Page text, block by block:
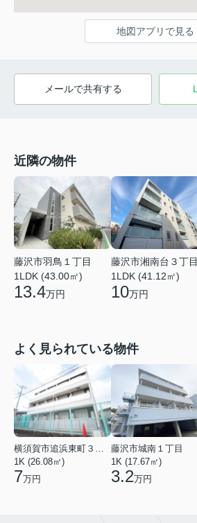
地図アプリで見る
メールで共有する
近隣の物件
藤沢市羽鳥１丁目
1LDK (43.00㎡)
13.4万円
藤沢市湘南台３丁目
1LDK (41.12㎡)
10万円
よく見られている物件
横須賀市追浜東町３丁目
1K (26.08㎡)
7万円
藤沢市城南１丁目
1K (17.67㎡)
3.2万円